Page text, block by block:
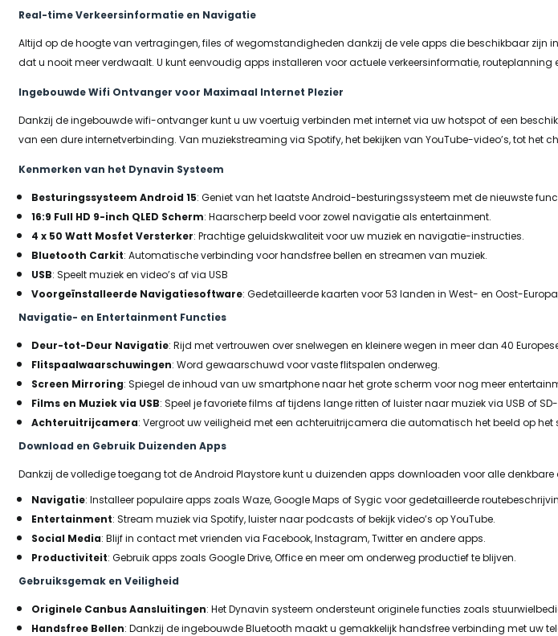
Real-time Verkeersinformatie en Navigatie
Altijd op de hoogte van vertragingen, files of wegomstandigheden dankzij de vele apps die beschikbaar zijn
dat u nooit meer verdwaalt. U kunt eenvoudig apps installeren voor actuele verkeersinformatie,
Ingebouwde Wifi Ontvanger voor Maximaal Internet Plezier
Dankzij de ingebouwde wifi-ontvanger kunt u uw voertuig verbinden met internet via uw hotspot of een
van een dure internetverbinding. Van muziekstreaming via Spotify, het bekijken van YouTube-video’s, tot
Kenmerken van het Dynavin Systeem
Besturingssysteem Android 15: Geniet van het laatste Android-besturingssysteem met de nieuwste
16:9 Full HD 9-inch QLED Scherm: Haarscherp beeld voor zowel navigatie als entertainment.
4 x 50 Watt Mosfet Versterker: Prachtige geluidskwaliteit voor uw muziek en navigatie-instructies.
Bluetooth Carkit: Automatische verbinding voor handsfree bellen en streamen van muziek.
USB: Speelt muziek en video’s af via USB
Voorgeïnstalleerde Navigatiesoftware: Gedetailleerde kaarten voor 53 landen in West- en Oost-
Navigatie- en Entertainment Functies
Deur-tot-Deur Navigatie: Rijd met vertrouwen over snelwegen en kleinere wegen in meer dan 40
Flitspaalwaarschuwingen: Word gewaarschuwd voor vaste flitspalen onderweg.
Screen Mirroring: Spiegel de inhoud van uw smartphone naar het grote scherm voor nog meer
Films en Muziek via USB: Speel je favoriete films af tijdens lange ritten of luister naar muziek via USB of
Achteruitrijcamera: Vergroot uw veiligheid met een achteruitrijcamera die automatisch het beeld op
Download en Gebruik Duizenden Apps
Dankzij de volledige toegang tot de Android Playstore kunt u duizenden apps downloaden voor alle denkbare
Navigatie: Installeer populaire apps zoals Waze, Google Maps of Sygic voor gedetailleerde
Entertainment: Stream muziek via Spotify, luister naar podcasts of bekijk video’s op YouTube.
Social Media: Blijf in contact met vrienden via Facebook, Instagram, Twitter en andere apps.
Productiviteit: Gebruik apps zoals Google Drive, Office en meer om onderweg productief te blijven.
Gebruiksgemak en Veiligheid
Originele Canbus Aansluitingen: Het Dynavin systeem ondersteunt originele functies zoals
Handsfree Bellen: Dankzij de ingebouwde Bluetooth maakt u gemakkelijk handsfree verbinding met uw